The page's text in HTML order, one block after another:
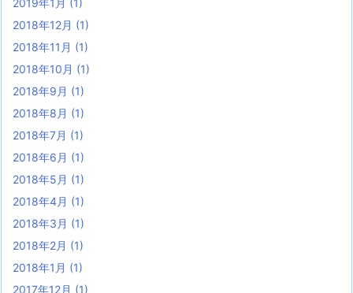
2019年1月 (1)
2018年12月 (1)
2018年11月 (1)
2018年10月 (1)
2018年9月 (1)
2018年8月 (1)
2018年7月 (1)
2018年6月 (1)
2018年5月 (1)
2018年4月 (1)
2018年3月 (1)
2018年2月 (1)
2018年1月 (1)
2017年12月 (1)